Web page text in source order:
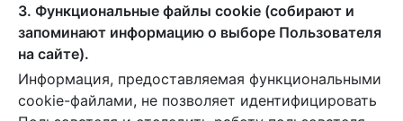
3. Функциональные файлы cookie (собирают и
запоминают информацию о выборе Пользователя
на сайте).
Информация, предоставляемая функциональными
cookie-файлами, не позволяет идентифицировать